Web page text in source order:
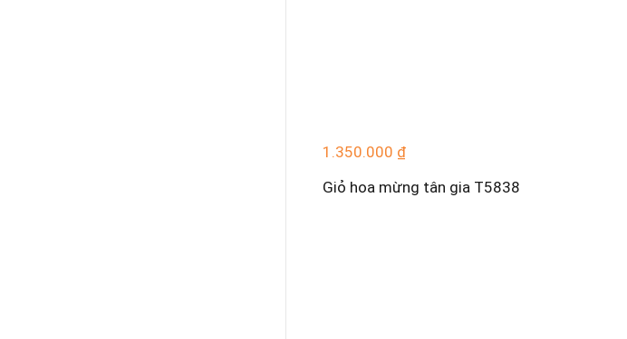
1.350.000 ₫
Giỏ hoa mừng tân gia T5838